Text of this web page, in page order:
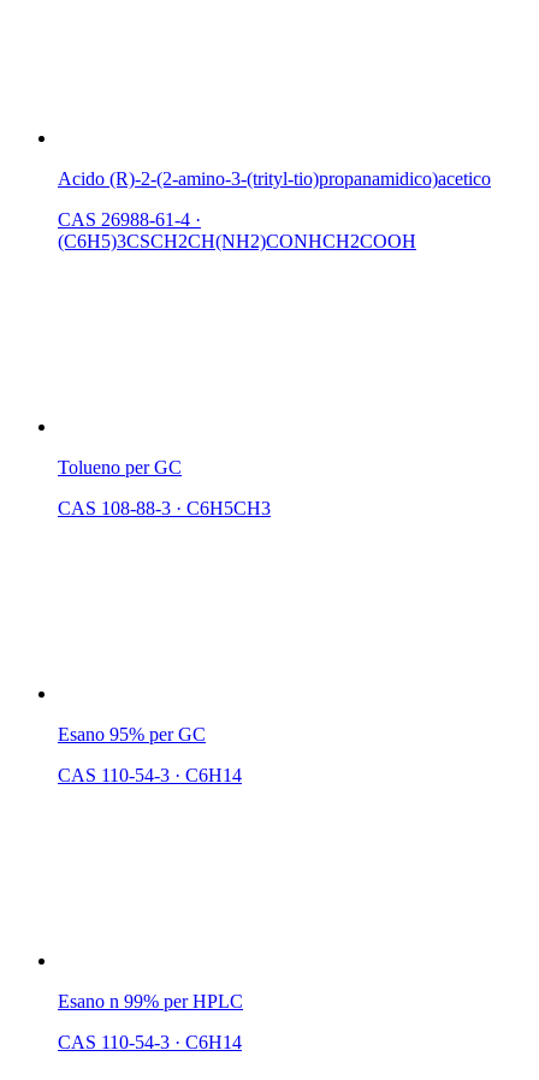
Acido (R)-2-(2-amino-3-(trityl-tio)propanamidico)acetico
CAS 26988-61-4 ·
(C6H5)3CSCH2CH(NH2)CONHCH2COOH
Tolueno per GC
CAS 108-88-3 · C6H5CH3
Esano 95% per GC
CAS 110-54-3 · C6H14
Esano n 99% per HPLC
CAS 110-54-3 · C6H14